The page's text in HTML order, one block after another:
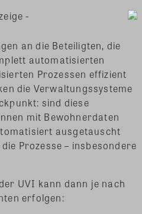
-
an die Beteiligten, die
automatisierten
Prozessen effizient
die Verwaltungssysteme
sind diese
mit Bewohnerdaten
ausgetauscht
Prozesse – insbesondere
UVI kann dann je nach
erfolgen: